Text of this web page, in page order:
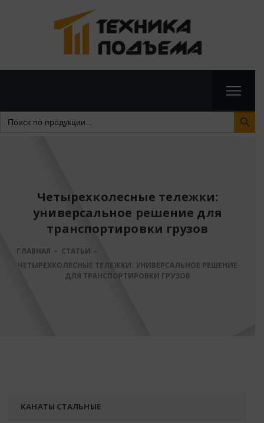
Search
for:
Search Button
Четырехколесные тележки:
универсальное решение для
транспортировки грузов
ГЛАВНАЯ
СТАТЬИ
ЧЕТЫРЕХКОЛЕСНЫЕ ТЕЛЕЖКИ: УНИВЕРСАЛЬНОЕ РЕШЕНИЕ
ДЛЯ ТРАНСПОРТИРОВКИ ГРУЗОВ
КАНАТЫ СТАЛЬНЫЕ